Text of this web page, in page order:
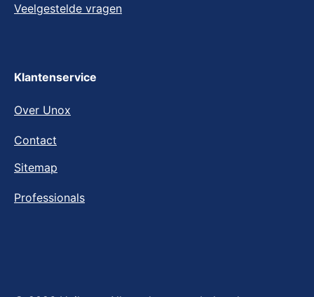
FAQ
Klantenservice
Over Unox
Contact
Sitemap